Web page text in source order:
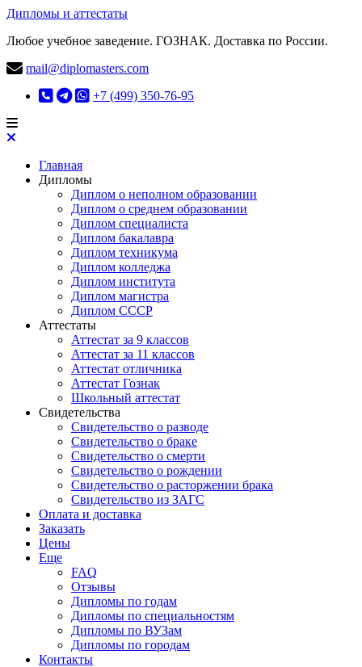
Дипломы и аттестаты
Любое учебное заведение. ГОЗНАК. Доставка по России.
mail@diplomasters.com
+7 (499) 350-76-95
Главная
Дипломы
Диплом о неполном образовании
Диплом о среднем образовании
Диплом специалиста
Диплом бакалавра
Диплом техникума
Диплом колледжа
Диплом института
Диплом магистра
Диплом СССР
Аттестаты
Аттестат за 9 классов
Аттестат за 11 классов
Аттестат отличника
Аттестат Гознак
Школьный аттестат
Свидетельства
Свидетельство о разводе
Свидетельство о браке
Свидетельство о смерти
Свидетельство о рождении
Свидетельство о расторжении брака
Свидетельство из ЗАГС
Оплата и доставка
Заказать
Цены
Еще
FAQ
Отзывы
Дипломы по годам
Дипломы по специальностям
Дипломы по ВУЗам
Дипломы по городам
Контакты